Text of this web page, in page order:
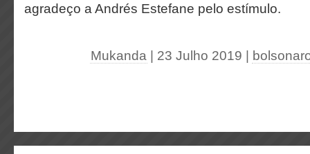
agradeço a Andrés Estefane pelo estímulo.
Mukanda | 23 Julho 2019